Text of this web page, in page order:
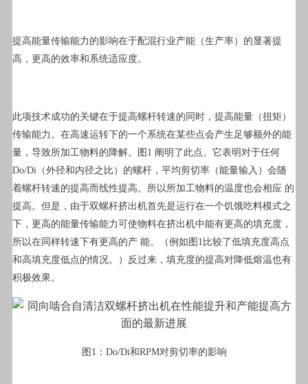
提高能量传输能力的影响在于配混行业产能（生产率）的显著提
高，更高的效率和系统适应度。
此项技术成功的关键在于提高螺杆转速的同时，提高能量（扭矩）
传输能力。在高速运转下的一个系统在某些点会产生足够额外的能
量，导致所加工物料的降解。图1 阐明了此点。它表明对于任何
Do/Di（外径和内径之比）的螺杆，平均剪切率（能量输入）会随
着螺杆转速的提高而线性提高。所以所加工物料的温度也会相应 的
提高。但是，由于双螺杆挤出机首先是运行在一个饥饿吃料模式之
下，更高的能量传输能力可使物料在挤出机中能有更高的填充度，
所以在同样转速下有更高的产 能。（例如图1比较了低填充度高点
和高填充度低点的情况。）反过来，填充度的提高对降低熔温也有
积极效果。
图1：Do/Di和RPM对剪切率的影响